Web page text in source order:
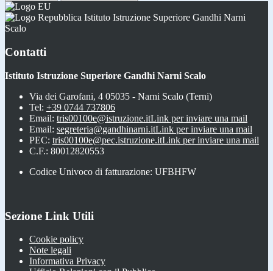
Istituto Istruzione Superiore Gandhi Narni
Scalo
Contatti
Istituto Istruzione Superiore Gandhi Narni Scalo
Via dei Garofani, 4 05035 - Narni Scalo (Terni)
Tel: +39 0744 737806
Email: tris00100e@istruzione.itLink per inviare una mail
Email: segreteria@gandhinarni.itLink per inviare una mail
PEC: tris00100e@pec.istruzione.itLink per inviare una mail
C.F.: 80012820553
Codice Univoco di fatturazione: UFBHFW
Sezione Link Utili
Cookie policy
Note legali
Informativa Privacy